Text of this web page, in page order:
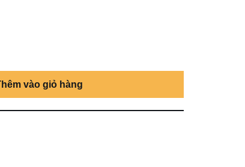
vào giỏ hàng